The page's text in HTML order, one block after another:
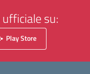
su:
Play Store